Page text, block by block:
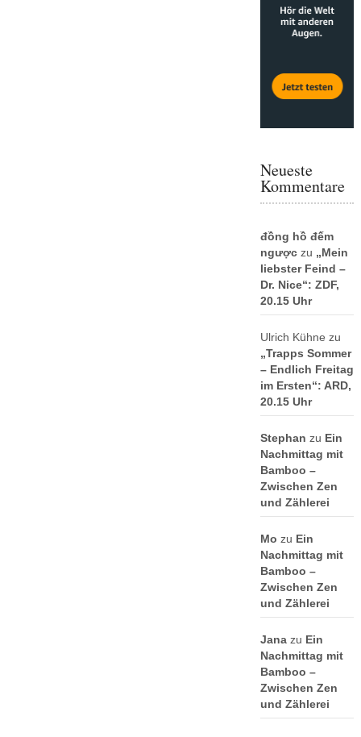
Neueste
Kommentare
đồng hồ đếm
ngượczu „Mein
liebster Feind –
Dr. Nice“: ZDF,
20.15 Uhr
Ulrich Kühne zu
„Trapps Sommer
– Endlich Freitag
im Ersten“: ARD,
20.15 Uhr
Stephan zu Ein
Nachmittag mit
Bamboo –
Zwischen Zen
und Zählerei
Mo zu Ein
Nachmittag mit
Bamboo –
Zwischen Zen
und Zählerei
Janazu Ein
Nachmittag mit
Bamboo –
Zwischen Zen
und Zählerei